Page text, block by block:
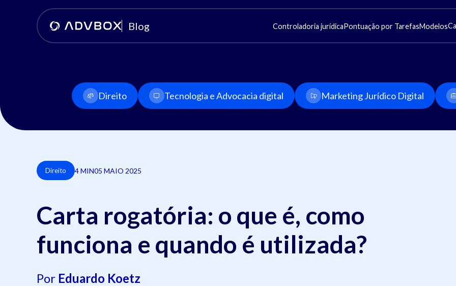
Blog Controladoria jurídicaPontuação por TarefasModelos
Direito Tecnologia e Advocacia digital Marketing Jurídico Digital
Direito 4 MIN05 MAIO 2025
Carta rogatória: o que é, como
funciona e quando é utilizada?
Por Eduardo Koetz